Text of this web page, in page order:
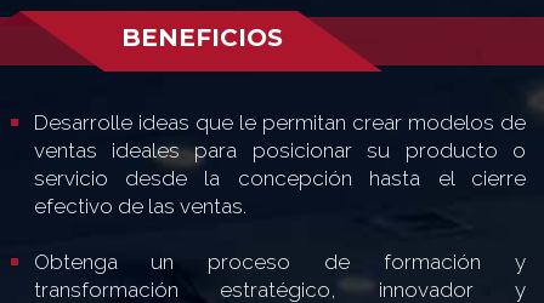
BENEFICIOS
Desarrolle ideas que le permitan crear modelos de
ventas ideales para posicionar su producto o
servicio desde la concepción hasta el cierre
efectivo de las ventas.
Obtenga un proceso de formación y
transformación estratégico, innovador y